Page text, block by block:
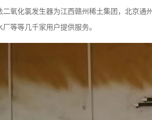
二氧化氯发生器为江西赣州稀土集团，北京
等等几千家用户提供服务。